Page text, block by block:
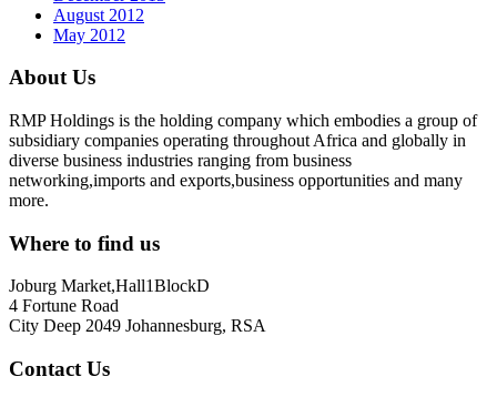
August 2012
May 2012
About Us
RMP Holdings is the holding company which embodies a group of
subsidiary companies operating throughout Africa and globally in
diverse business industries ranging from business
networking,imports and exports,business opportunities and many
more.
Where to find us
Joburg Market,Hall1BlockD
4 Fortune Road
City Deep 2049 Johannesburg, RSA
Contact Us